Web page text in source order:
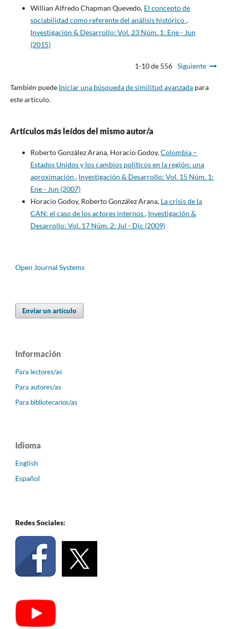
Willian Alfredo Chapman Quevedo, El concepto de
sociabilidad como referente del análisis histórico,
Investigación & Desarrollo: Vol. 23 Núm. 1: Ene - Jun
(2015)
1-10 de 556 Siguiente
También puede Iniciar una búsqueda de similitud avanzadapara
este artículo.
Artículos más leídos del mismo autor/a
Roberto González Arana, Horacio Godoy,Colombia –
Estados Unidos y los cambios políticos en la región: una
aproximación , Investigación & Desarrollo: Vol. 15 Núm. 1:
Ene - Jun (2007)
Horacio Godoy, Roberto González Arana, La crisis de la
CAN: el caso de los actores internos, Investigación &
Desarrollo: Vol. 17 Núm. 2: Jul - Dic (2009)
Open Journal Systems
Enviar un artículo
Información
Para lectores/as
Para autores/as
Para bibliotecarios/as
Idioma
English
Español
Redes Sociales: